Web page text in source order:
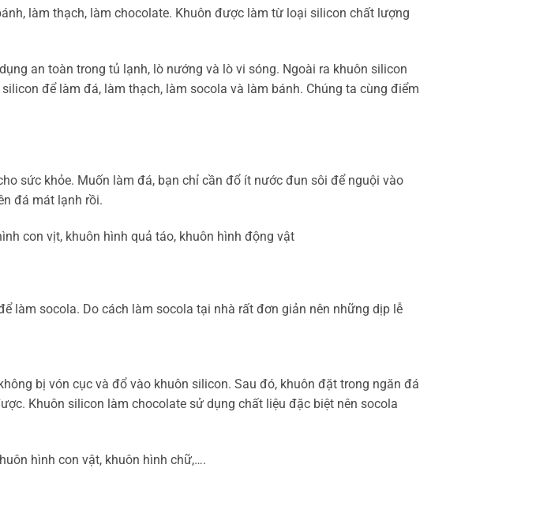
làm thạch, làm chocolate. Khuôn được làm từ loại silicon chất lượng
an toàn trong tủ lạnh, lò nướng và lò vi sóng. Ngoài ra khuôn silicon
để làm đá, làm thạch, làm socola và làm bánh. Chúng ta cùng điểm
sức khỏe. Muốn làm đá, bạn chỉ cần đổ ít nước đun sôi để nguội vào
đá mát lạnh rồi.
con vịt, khuôn hình quả táo, khuôn hình động vật
làm socola. Do cách làm socola tại nhà rất đơn giản nên những dịp lễ
bị vón cục và đổ vào khuôn silicon. Sau đó, khuôn đặt trong ngăn đá
Khuôn silicon làm chocolate sử dụng chất liệu đặc biệt nên socola
hình con vật, khuôn hình chữ,….